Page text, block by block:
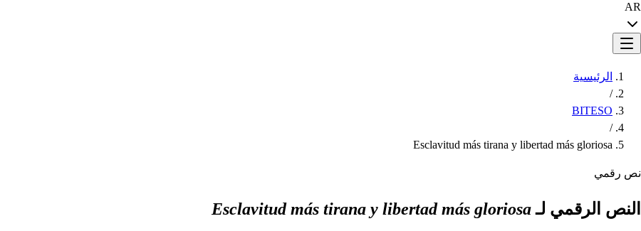
AR
الرئيسية
/
BITESO
/
Esclavitud más tirana y libertad más gloriosa
نص رقمي
النص الرقمي لـEsclavitud más tirana y libertad más gloriosa